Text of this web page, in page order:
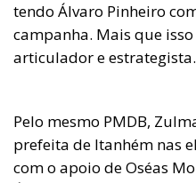
tendo Álvaro Pinheiro
campanha. Mais que
articulador e estrategista.
Pelo mesmo PMDB,
prefeita de Itanhém nas
com o apoio de Oséas